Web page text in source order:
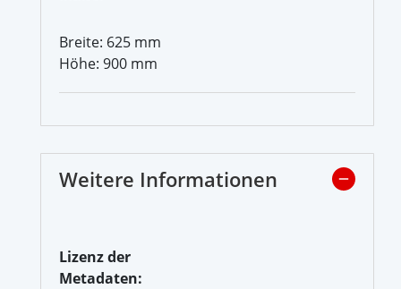
Breite: 625 mm
Höhe: 900 mm
Weitere Informationen
Lizenz der
Metadaten: